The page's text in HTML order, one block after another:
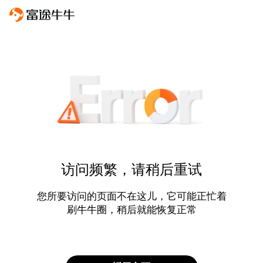
访问频繁，请稍后重试
您所要访问的页面不在这儿，它可能正忙着
刷牛牛圈，稍后就能恢复正常